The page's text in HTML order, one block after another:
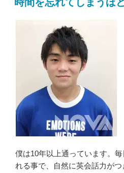
僕は10年以上通っています。
れる事で、自然に英会話力が